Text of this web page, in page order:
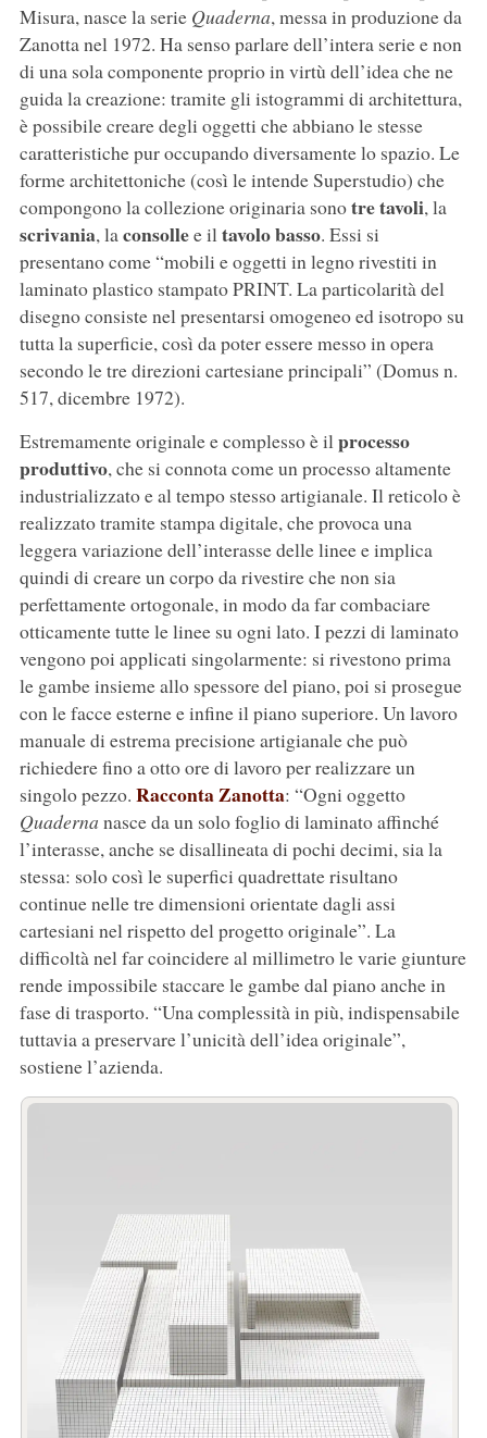
Misura, nasce la serie Quaderna, messa in produzione da
Zanotta nel 1972. Ha senso parlare dell’intera serie e non
di una sola componente proprio in virtù dell’idea che ne
guida la creazione: tramite gli istogrammi di architettura,
è possibile creare degli oggetti che abbiano le stesse
caratteristiche pur occupando diversamente lo spazio. Le
forme architettoniche (così le intende Superstudio) che
compongono la collezione originaria sonotre tavoli, la
scrivania, laconsollee iltavolo basso. Essi si
presentano come “mobili e oggetti in legno rivestiti in
laminato plastico stampato PRINT. La particolarità del
disegno consiste nel presentarsi omogeneo ed isotropo su
tutta la superficie, così da poter essere messo in opera
secondo le tre direzioni cartesiane principali” (Domus n.
517, dicembre 1972).
Estremamente originale e complesso è ilprocesso
produttivo, che si connota come un processo altamente
industrializzato e al tempo stesso artigianale. Il reticolo è
realizzato tramite stampa digitale, che provoca una
leggera variazione dell’interasse delle linee e implica
quindi di creare un corpo da rivestire che non sia
perfettamente ortogonale, in modo da far combaciare
otticamente tutte le linee su ogni lato. I pezzi di laminato
vengono poi applicati singolarmente: si rivestono prima
le gambe insieme allo spessore del piano, poi si prosegue
con le facce esterne e infine il piano superiore. Un lavoro
manuale di estrema precisione artigianale che può
richiedere fino a otto ore di lavoro per realizzare un
singolo pezzo. Racconta Zanotta: “Ogni oggetto
Quaderna nasce da un solo foglio di laminato affinché
l’interasse, anche se disallineata di pochi decimi, sia la
stessa: solo così le superfici quadrettate risultano
continue nelle tre dimensioni orientate dagli assi
cartesiani nel rispetto del progetto originale”. La
difficoltà nel far coincidere al millimetro le varie giunture
rende impossibile staccare le gambe dal piano anche in
fase di trasporto. “Una complessità in più, indispensabile
tuttavia a preservare l’unicità dell’idea originale”,
sostiene l’azienda.